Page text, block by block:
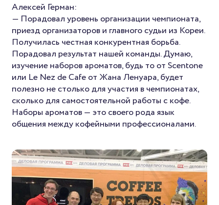
Алексей Герман:
— Порадовал уровень организации чемпионата,
приезд организаторов и главного судьи из Кореи.
Получилась честная конкурентная борьба.
Порадовал результат нашей команды. Думаю,
изучение наборов ароматов, будь то от Scentone
или Le Nez de Cafe от Жана Ленуара, будет
полезно не столько для участия в чемпионатах,
сколько для самостоятельной работы с кофе.
Наборы ароматов — это своего рода язык
общения между кофейными профессионалами.